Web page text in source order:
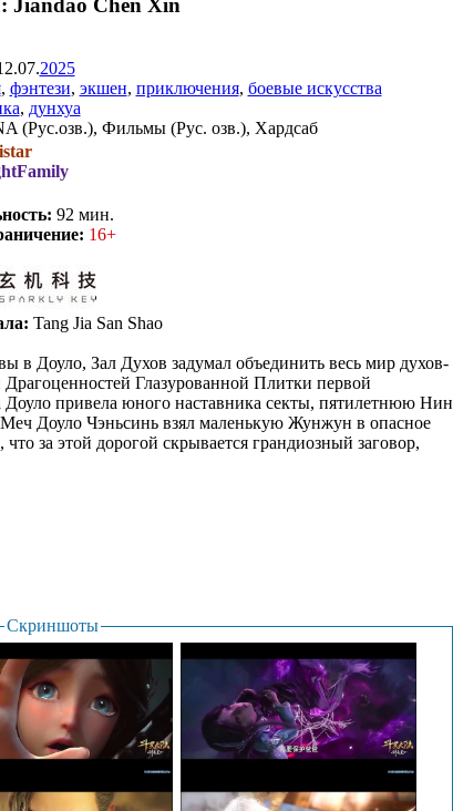
Jiandao Chen Xin
2025
, фэнтези, экшен, приключения, боевые искусства
, дунхуа
(Рус.озв.), Фильмы (Рус. озв.), Хардсаб
92 мин.
16+
Tang Jia San Shao
в Доуло, Зал Духов задумал объединить весь мир духов-
Глазурованной Плитки первой
Доуло привела юного наставника секты, пятилетнюю Нин
Доуло Чэньсинь взял маленькую Жунжун в опасное
за этой дорогой скрывается грандиозный заговор,
Скриншоты